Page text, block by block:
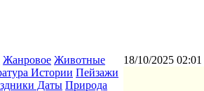
Жанровое Животные
Истории Пейзажи
Даты Природа
18/10/2025 02:01